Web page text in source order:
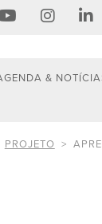
&
PROJETO